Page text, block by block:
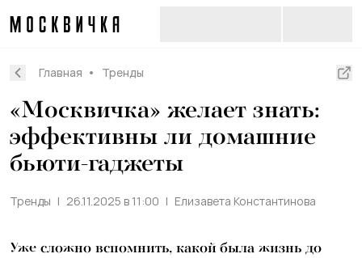
Главная Тренды
«Москвичка» желает знать:
эффективны ли домашние
бьюти-гаджеты
Тренды 26.11.2025 в 11:00 Елизавета Константинова
Уже сложно вспомнить, какой была жизнь до